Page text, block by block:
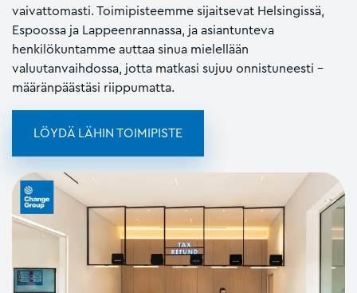
vaivattomasti. Toimipisteemme sijaitsevat Helsingissä,
Espoossa ja Lappeenrannassa, ja asiantunteva
henkilökuntamme auttaa sinua mielellään
valuutanvaihdossa, jotta matkasi sujuu onnistuneesti –
määränpäästäsi riippumatta.
LÖYDÄ LÄHIN TOIMIPISTE